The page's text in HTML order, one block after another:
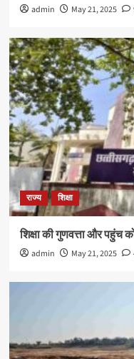
admin May 21, 2025
राज्य शिक्षा
शिक्षा की गुणवत्ता और पहुंच
admin May 21, 2025